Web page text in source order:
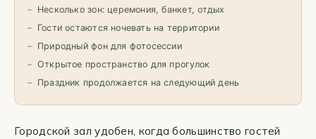
Несколько зон: церемония, банкет, отдых
Гости остаются ночевать на территории
Природный фон для фотосессии
Открытое пространство для прогулок
Праздник продолжается на следующий день
Городской зал удобен, когда большинство гостей